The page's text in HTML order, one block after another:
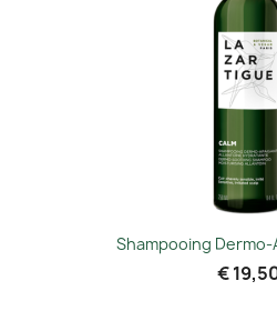
Shampooing Dermo-
€